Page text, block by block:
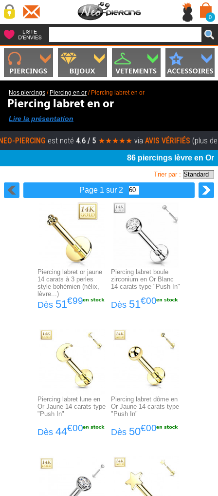
0
Nos piercings / Piercing en or / Piercing labret en or
Piercing labret en or
Lire la présentation
est noté4.6 / 5★★★★★ via AVIS VÉRIFIÉS (plus de 5000
86 piercings lèvre en Or
Trier par :
Page 1 sur 2
Piercing labret or jaune
14 carats à 3 perles
style bohémien (hélix,
lèvre...)
Dès 51€99
Piercing labret boule
zirconium en Or Blanc
14 carats type "Push In"
Dès 51€00
Piercing labret lune en
Or Jaune 14 carats type
"Push In"
Dès 44€00
Piercing labret dôme en
Or Jaune 14 carats type
"Push In"
Dès 50€00